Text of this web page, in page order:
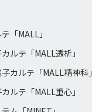
「MALL」
ルテ「MALL透析」
カルテ「MALL精神科」
ルテ「MALL重心」